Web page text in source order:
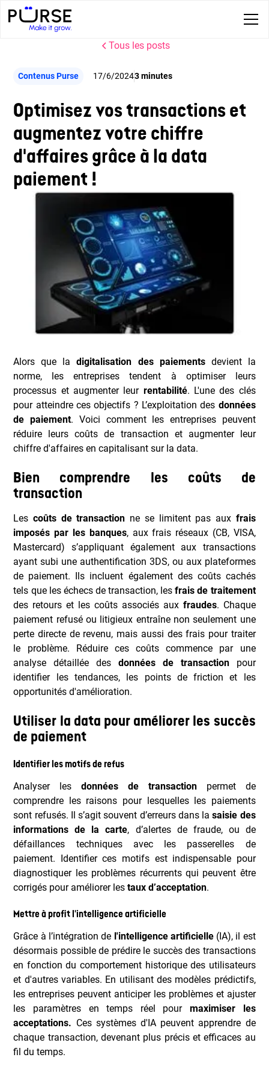
Tous les posts
Contenus Purse 17/6/20243 minutes
Optimisez vos transactions et
augmentez votre chiffre
d'affaires grâce à la data
paiement !
Alors que ladigitalisation des paiementsdevient la
norme, les entreprises tendent à optimiser leurs
processus et augmenter leur rentabilité. L'une des clés
pour atteindre ces objectifs ? L’exploitation des données
de paiement. Voici comment les entreprises peuvent
réduire leurs coûts de transaction et augmenter leur
chiffre d'affaires en capitalisant sur la data.
Bien comprendre les coûts de
transaction
Lescoûts de transaction ne se limitent pas aux frais
imposés par les banques, aux frais réseaux (CB, VISA,
Mastercard) s’appliquant également aux transactions
ayant subi une authentification 3DS, ou aux plateformes
de paiement. Ils incluent également des coûts cachés
tels que les échecs de transaction, lesfrais de traitement
des retours et les coûts associés aux fraudes. Chaque
paiement refusé ou litigieux entraîne non seulement une
perte directe de revenu, mais aussi des frais pour traiter
le problème. Réduire ces coûts commence par une
analyse détaillée des données de transactionpour
identifier les tendances, les points de friction et les
opportunités d'amélioration.
Utiliser la data pour améliorer les succès
de paiement
Identifier les motifs de refus
Analyser lesdonnées de transactionpermet de
comprendre les raisons pour lesquelles les paiements
sont refusés. Il s’agit souvent d’erreurs dans lasaisie des
informations de la carte, d’alertes de fraude, ou de
défaillances techniques avec les passerelles de
paiement. Identifier ces motifs est indispensable pour
diagnostiquer les problèmes récurrents qui peuvent être
corrigés pour améliorer lestaux d’acceptation.
Mettre à profit l'intelligence artificielle
Grâce à l’intégration de l'intelligence artificielle(IA), il est
désormais possible de prédire le succès des transactions
en fonction du comportement historique des utilisateurs
et d'autres variables. En utilisant des modèles prédictifs,
les entreprises peuvent anticiper les problèmes et ajuster
les paramètres en temps réel pourmaximiser les
acceptations. Ces systèmes d'IA peuvent apprendre de
chaque transaction, devenant plus précis et efficaces au
fil du temps.